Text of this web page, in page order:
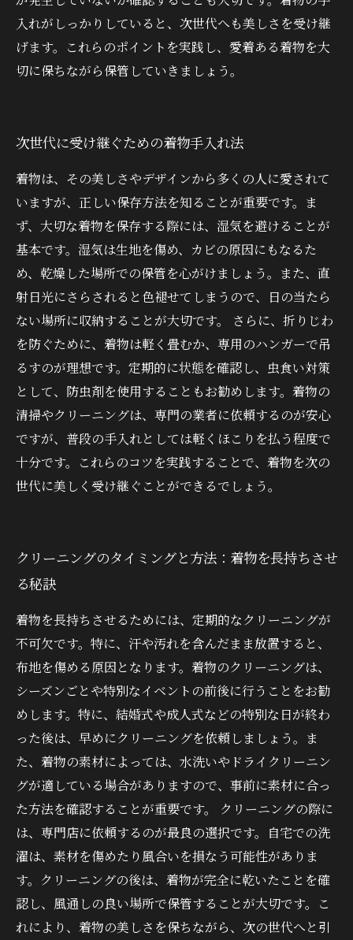
入れがしっかりしていると、次世代へも美しさを受け継
げます。これらのポイントを実践し、愛着ある着物を大
切に保ちながら保管していきましょう。
次世代に受け継ぐための着物手入れ法
着物は、その美しさやデザインから多くの人に愛されて
いますが、正しい保存方法を知ることが重要です。ま
ず、大切な着物を保存する際には、湿気を避けることが
基本です。湿気は生地を傷め、カビの原因にもなるた
め、乾燥した場所での保管を心がけましょう。また、直
射日光にさらされると色褪せてしまうので、日の当たら
ない場所に収納することが大切です。 さらに、折りじわ
を防ぐために、着物は軽く畳むか、専用のハンガーで吊
るすのが理想です。定期的に状態を確認し、虫食い対策
として、防虫剤を使用することもお勧めします。着物の
清掃やクリーニングは、専門の業者に依頼するのが安心
ですが、普段の手入れとしては軽くほこりを払う程度で
十分です。これらのコツを実践することで、着物を次の
世代に美しく受け継ぐことができるでしょう。
クリーニングのタイミングと方法：着物を長持ちさせ
る秘訣
着物を長持ちさせるためには、定期的なクリーニングが
不可欠です。特に、汗や汚れを含んだまま放置すると、
布地を傷める原因となります。着物のクリーニングは、
シーズンごとや特別なイベントの前後に行うことをお勧
めします。特に、結婚式や成人式などの特別な日が終わ
った後は、早めにクリーニングを依頼しましょう。ま
た、着物の素材によっては、水洗いやドライクリーニン
グが適している場合がありますので、事前に素材に合っ
た方法を確認することが重要です。 クリーニングの際に
は、専門店に依頼するのが最良の選択です。自宅での洗
濯は、素材を傷めたり風合いを損なう可能性がありま
す。クリーニングの後は、着物が完全に乾いたことを確
認し、風通しの良い場所で保管することが大切です。こ
れにより、着物の美しさを保ちながら、次の世代へと引